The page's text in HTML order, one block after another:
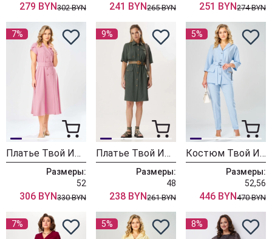
279 BYN302 BYN 241 BYN265 BYN 251 BYN274 BYN
7%
Платье Твой Имидж 2367 нежно-розовый
Размеры:
52
306 BYN330 BYN
9%
Платье Твой Имидж 1786 хаки
Размеры:
48
238 BYN261 BYN
5%
Костюм Твой Имидж 2380 светло-голубой
Размеры:
52,56
446 BYN470 BYN
7% 5% 8%